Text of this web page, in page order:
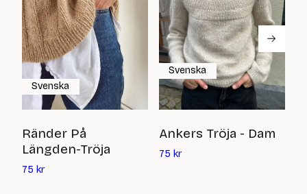
Ränder På
Längden-Tröja
75 krDet
Svenska
Ankers Tröja - Dam
75 krDet
Svenska